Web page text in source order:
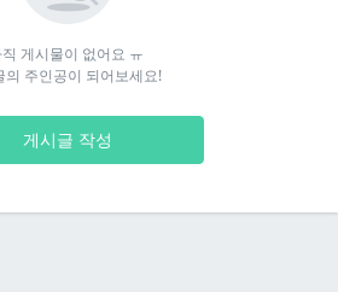
직 게시물이 없어요 ㅠ
의 주인공이 되어보세요!
게시글 작성